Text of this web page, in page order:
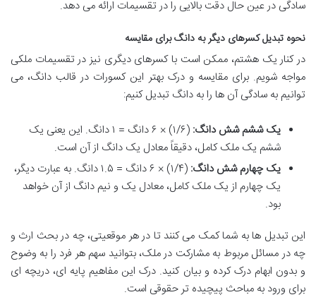
سادگی در عین حال دقت بالایی را در تقسیمات ارائه می دهد.
نحوه تبدیل کسرهای دیگر به دانگ برای مقایسه
در کنار یک هشتم، ممکن است با کسرهای دیگری نیز در تقسیمات ملکی
مواجه شویم. برای مقایسه و درک بهتر این کسورات در قالب دانگ، می
توانیم به سادگی آن ها را به دانگ تبدیل کنیم:
یک ششم شش دانگ:
(۱/۶) × ۶ دانگ = ۱ دانگ. این یعنی یک
ششم یک ملک کامل، دقیقاً معادل یک دانگ از آن است.
یک چهارم شش دانگ:
(۱/۴) × ۶ دانگ = ۱.۵ دانگ. به عبارت دیگر،
یک چهارم از یک ملک کامل، معادل یک و نیم دانگ از آن خواهد
بود.
این تبدیل ها به شما کمک می کنند تا در هر موقعیتی، چه در بحث ارث و
چه در مسائل مربوط به مشارکت در ملک، بتوانید سهم هر فرد را به وضوح
و بدون ابهام درک کرده و بیان کنید. درک این مفاهیم پایه ای، دریچه ای
برای ورود به مباحث پیچیده تر حقوقی است.